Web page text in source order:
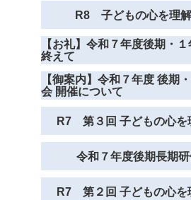
R8 子どもの心を理
【お礼】令和７年度後期・
終えて
【御案内】令和７年度 後期
会 開催について
R7 第３回 子どもの心を
令和７年度後期長期
R7 第２回 子どもの心を